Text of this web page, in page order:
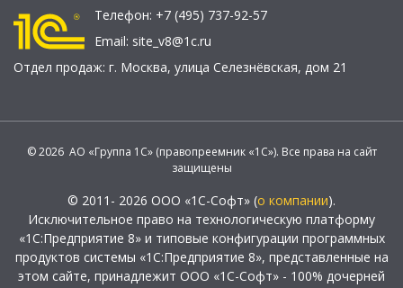
Телефон: +7 (495) 737-92-57
Email: site_v8@1c.ru
Отдел продаж: г. Москва, улица Селезнёвская, дом 21
© 2026 АО «Группа 1С» (правопреемник «1С»). Все права на сайт
защищены
© 2011- 2026 ООО «1С-Софт» (о компании).
Исключительное право на технологическую платформу
«1С:Предприятие 8» и типовые конфигурации программных
продуктов системы «1С:Предприятие 8», представленные на
этом сайте, принадлежит ООО «1С-Софт» - 100% дочерней